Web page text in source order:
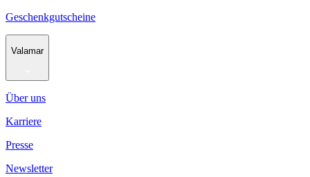
Geschenkgutscheine
Valamar
Über uns
Karriere
Presse
Newsletter